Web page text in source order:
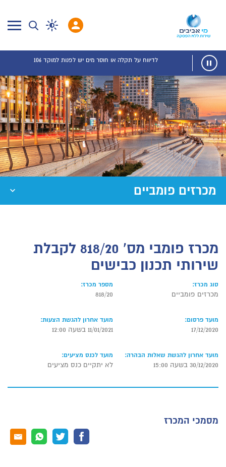
לדיווח על תקלה או חוסר מים יש לפנות למוקד 106
מכרזים פומביים
מכרז פומבי מס' 818/20 לקבלת
שירותי תכנון כבישים
סוג מכרז:
מכרזים פומביים
מספר מכרז:
818/20
מועד פרסום:
17/12/2020
מועד אחרון להגשת הצעות:
11/01/2021 בשעה 12:00
מועד אחרון להגשת שאלות הבהרה:
30/12/2020 בשעה 15:00
מועד לכנס מציעים:
לא יתקיים כנס מציעים
מסמכי המכרז